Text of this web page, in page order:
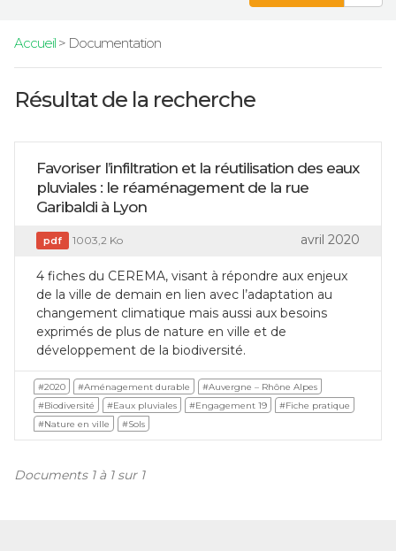
Accueil> Documentation
Résultat de la recherche
Favoriser l’infiltration et la réutilisation des eaux
pluviales : le réaménagement de la rue
Garibaldi à Lyon
pdf 1003,2 Ko avril 2020
4 fiches du CEREMA, visant à répondre aux enjeux
de la ville de demain en lien avec l’adaptation au
changement climatique mais aussi aux besoins
exprimés de plus de nature en ville et de
développement de la biodiversité.
#2020 #Aménagement durable
#Auvergne – Rhône Alpes
#Biodiversité
#Eaux pluviales #Engagement 19
#Fiche pratique
#Nature en ville
#Sols
Documents 1 à 1 sur 1